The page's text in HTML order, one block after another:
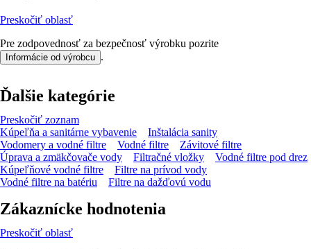
Preskočiť oblasť
Pre zodpovednosť za bezpečnosť výrobku pozrite
Informácie od výrobcu .
Ďalšie kategórie
Preskočiť zoznam
Kúpeľňa a sanitárne vybavenie
Inštalácia sanity
Vodomery a vodné filtre
Vodné filtre
Závitové filtre
Úprava a zmäkčovače vody
Filtračné vložky
Vodné filtre pod drez
Kúpeľňové vodné filtre
Filtre na prívod vody
Vodné filtre na batériu
Filtre na dažďovú vodu
Zákaznícke hodnotenia
Preskočiť oblasť